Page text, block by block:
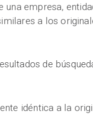
empresa,
a los
de
idéntica a la